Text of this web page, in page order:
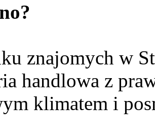
znajomych w
handlowa z
klimatem i